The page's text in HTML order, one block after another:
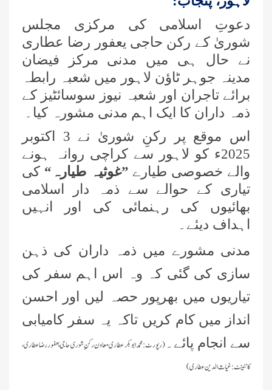
دعوتِ اسلامی کی مرکزی مجلس
شوریٰ کے رکن حاجی یعفور رضا عطاری
نے حال ہی میں مدنی مرکز فیضان
مدینہ جوہر ٹاؤن لاہور میں شعبہ رابطہ
برائے تاجران اور شعبہ نیوز سوسائٹیز کے
ذمہ داران کا ایک اہم مدنی مشورہ کیا۔
اس موقع پر رکنِ شوریٰ نے 3 اکتوبر
2025ء کو لاہور سے کراچی روانہ ہونے
والے خصوصی طیارے ”غوثیہ طیارہ“ کی
تیاری کے حوالے سے ذمہ دار اسلامی
بھائیوں کی رہنمائی کی اور انہیں
اہداف دیئے۔
مدنی مشورے میں ذمہ داران کی ذہن
سازی کی گئی کہ وہ اس اہم سفر کی
تیاریوں میں بھرپور حصہ لیں اور احسن
انداز میں کام کریں تاکہ یہ سفر کامیابی
سے انجام پائے۔(رپورٹ:محمد ابوبکر عطاری معاون رکنِ شوری حاجی یعفور رضا عطاری،
کانٹینٹ:غیاث الدین عطاری)